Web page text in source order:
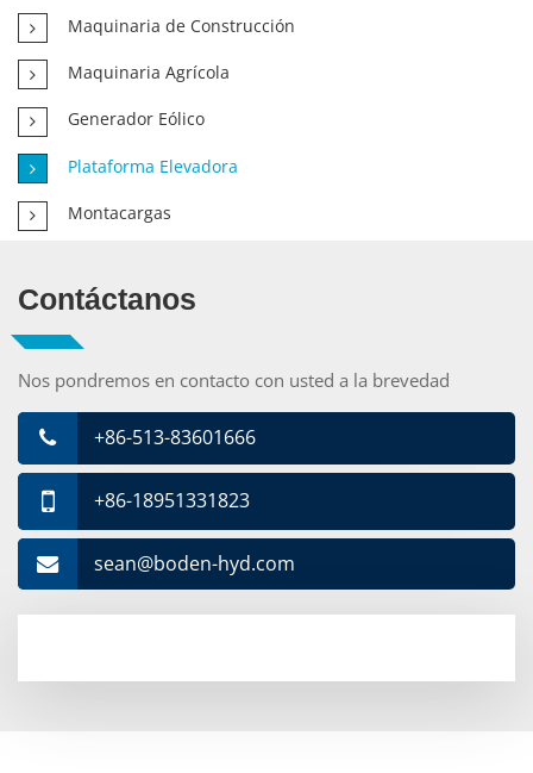
Maquinaria de Construcción
Maquinaria Agrícola
Generador Eólico
Plataforma Elevadora
Montacargas
Contáctanos
Nos pondremos en contacto con usted a la brevedad
+86-513-83601666
+86-18951331823
sean@boden-hyd.com